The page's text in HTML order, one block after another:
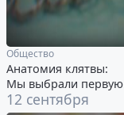
Общество
Анатомия клятвы:
Мы выбрали первую
12 сентября